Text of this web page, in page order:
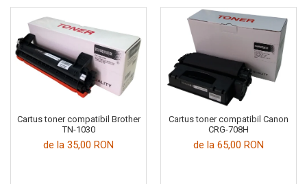
Cartus toner compatibil Brother
TN-1030
de la 35,00 RON
Cartus toner compatibil Canon
CRG-708H
de la 65,00 RON